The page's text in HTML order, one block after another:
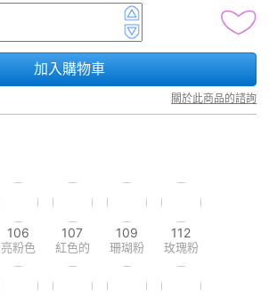
加入購物車
關於此商品的諮詢
106
亮粉色
107
紅色的
109
珊瑚粉
112
玫瑰粉